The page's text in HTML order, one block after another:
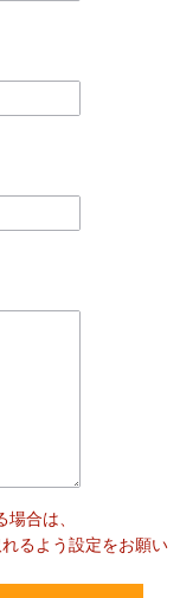
合は、
るよう設定をお願い